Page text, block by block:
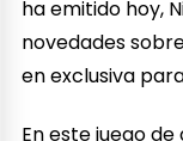
ha emitido hoy,
novedades
en exclusiva
En este juego